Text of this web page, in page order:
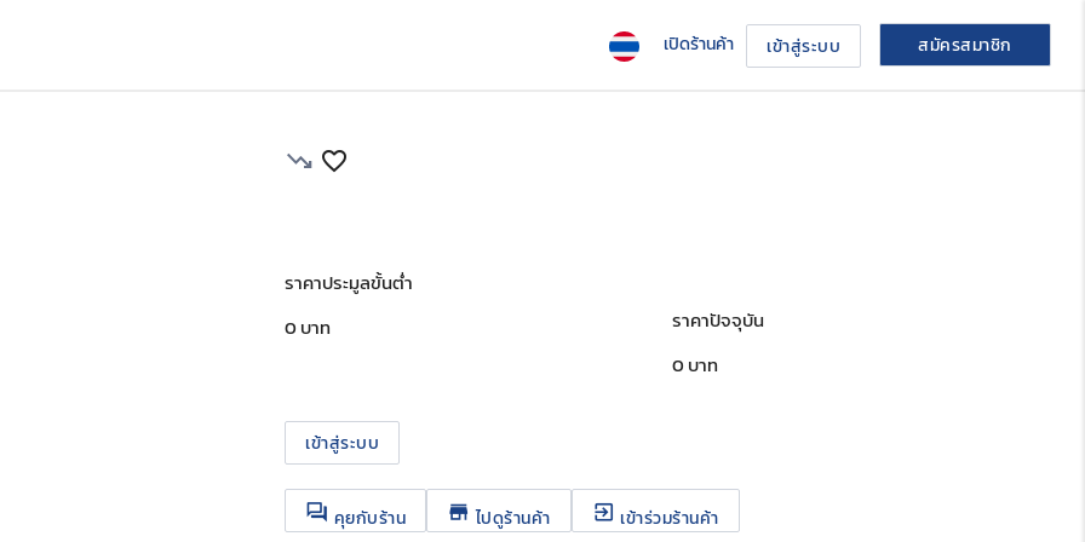
เปิดร้านค้า เข้าสู่ระบบ สมัครสมาชิก
trending_down favorite_border
ราคาประมูลขั้นต่ำ
0 บาท
ราคาปัจจุบัน
0 บาท
เข้าสู่ระบบ
question_answer คุยกับร้าน store ไปดูร้านค้า exit_to_app เข้าร่วมร้านค้า